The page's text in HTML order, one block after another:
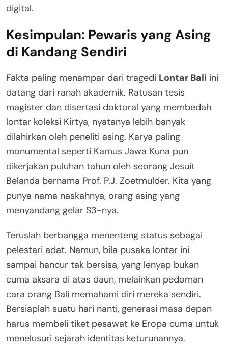
digital.
Kesimpulan: Pewaris yang Asing
di Kandang Sendiri
Fakta paling menampar dari tragedi Lontar Bali ini
datang dari ranah akademik. Ratusan tesis
magister dan disertasi doktoral yang membedah
lontar koleksi Kirtya, nyatanya lebih banyak
dilahirkan oleh peneliti asing. Karya paling
monumental seperti Kamus Jawa Kuna pun
dikerjakan puluhan tahun oleh seorang Jesuit
Belanda bernama Prof. P.J. Zoetmulder. Kita yang
punya nama naskahnya, orang asing yang
menyandang gelar S3-nya.
Teruslah berbangga menenteng status sebagai
pelestari adat. Namun, bila pusaka lontar ini
sampai hancur tak bersisa, yang lenyap bukan
cuma aksara di atas daun, melainkan pedoman
cara orang Bali memahami diri mereka sendiri.
Bersiaplah suatu hari nanti, generasi masa depan
harus membeli tiket pesawat ke Eropa cuma untuk
menelusuri sejarah identitas keturunannya.